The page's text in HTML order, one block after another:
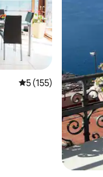
Просечна оцена: 5
5 (155)